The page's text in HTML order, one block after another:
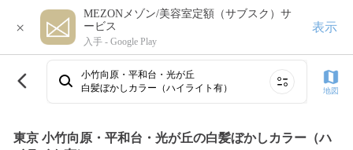
×
MEZONメゾン/美容室定額（サブスク）サ
ービス
入手 - Google Play
表示
小竹向原・平和台・光が丘
白髪ぼかしカラー（ハイライト有）
地図
東京 小竹向原・平和台・光が丘の白髪ぼかしカラー（ハ